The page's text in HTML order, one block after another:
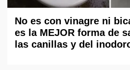
No es con vinagre ni
es la MEJOR forma de
las canillas y del